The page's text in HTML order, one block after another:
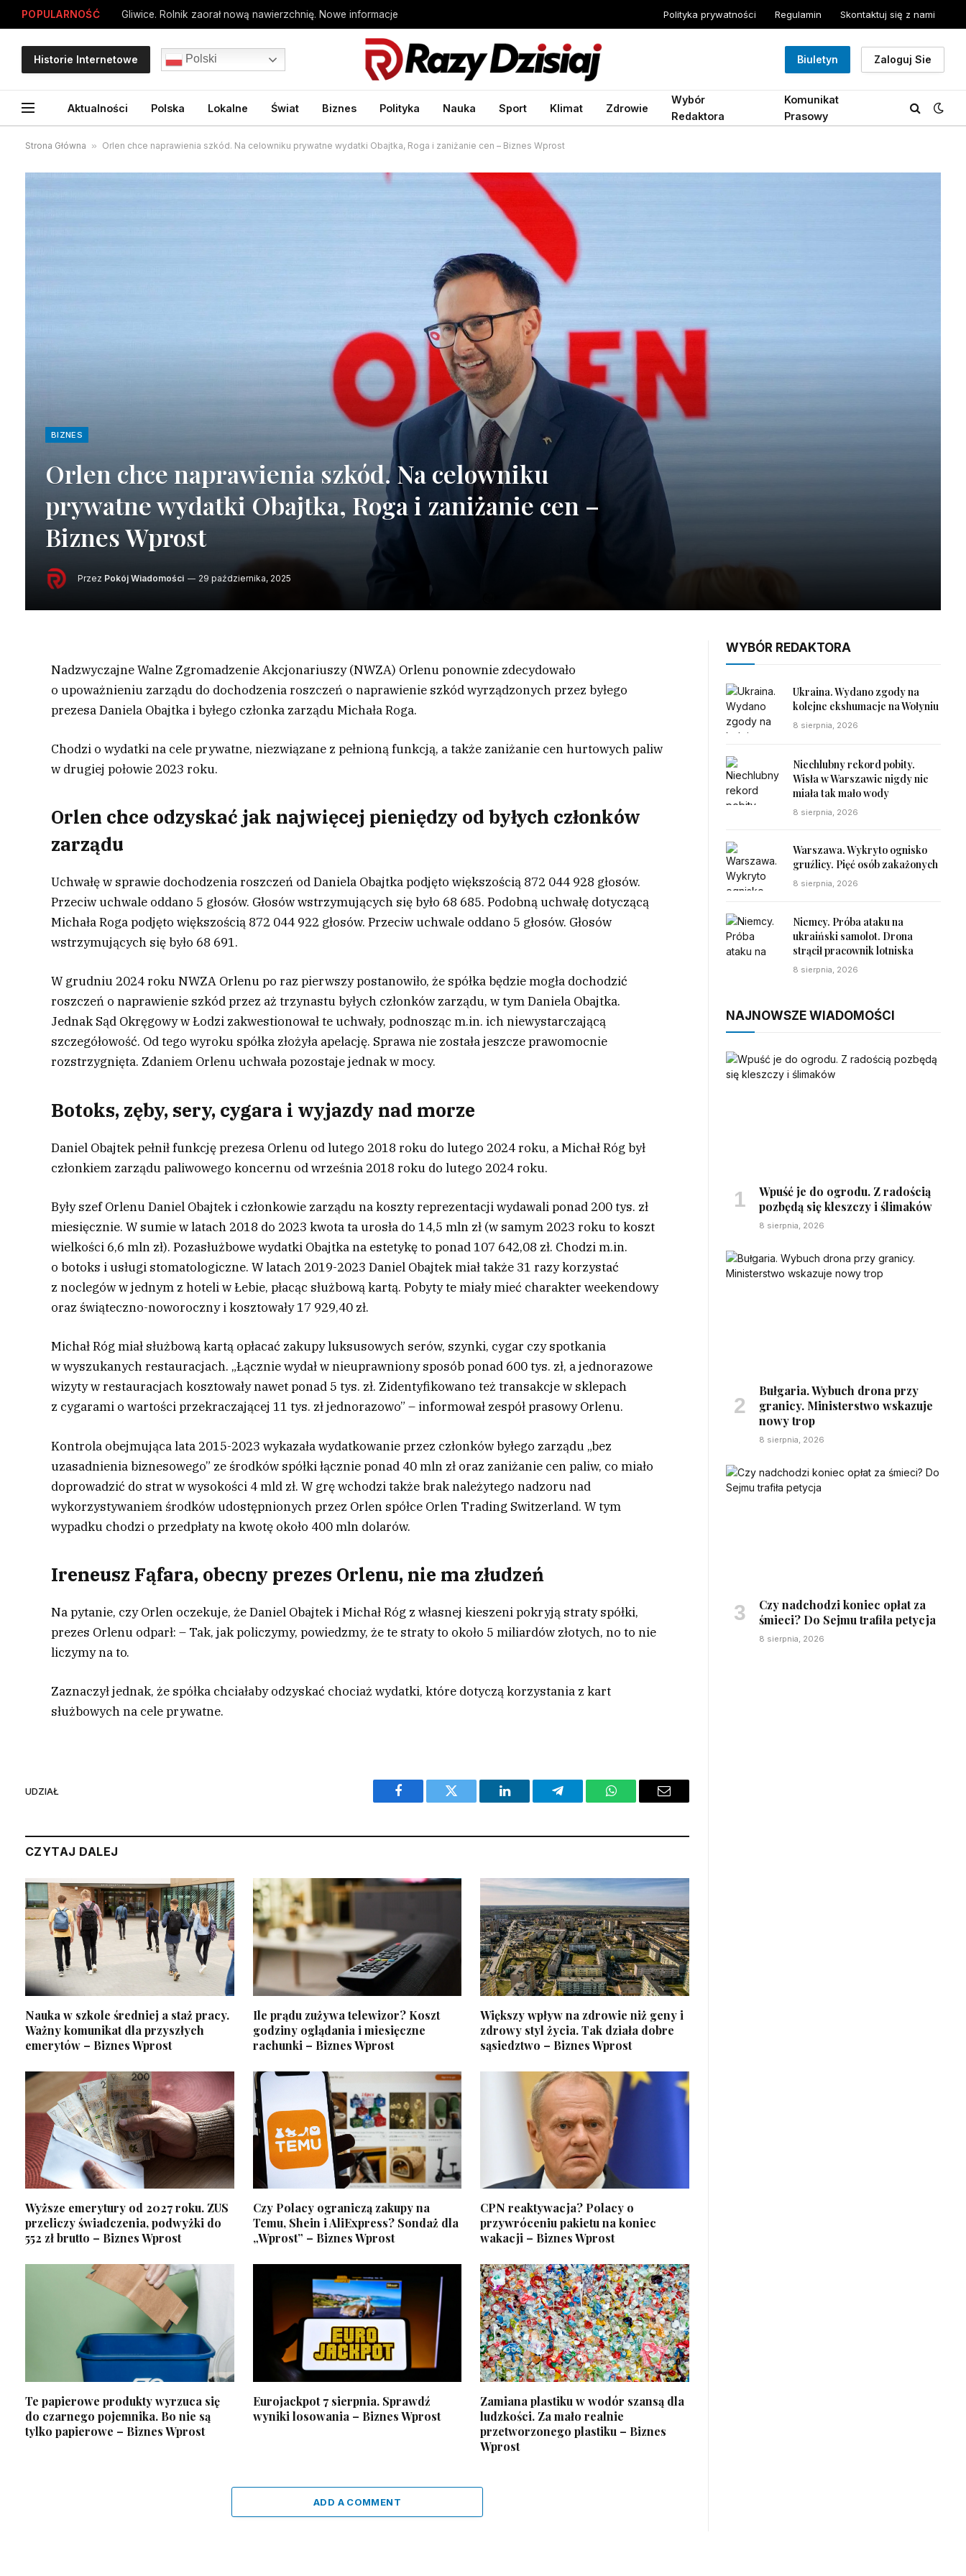
POPULARNOŚĆ Gliwice. Rolnik zaorał nową nawierzchnię. Nowe informacje Polityka prywatności Regulamin Skontaktuj się z nami
Historie Internetowe Polski Biuletyn Zaloguj Sie
Aktualności Polska Lokalne Świat Biznes Polityka Nauka Sport Klimat Zdrowie
Wybór
Redaktora
Komunikat
Prasowy
Strona Główna » Orlen chce naprawienia szkód. Na celowniku prywatne wydatki Obajtka, Roga i zaniżanie cen – Biznes Wprost
BIZNES
Orlen chce naprawienia szkód. Na celowniku
prywatne wydatki Obajtka, Roga i zaniżanie cen –
Biznes Wprost
Przez Pokój Wiadomości 29 października, 2025
Nadzwyczajne Walne Zgromadzenie Akcjonariuszy (NWZA) Orlenu ponownie zdecydowało
o upoważnieniu zarządu do dochodzenia roszczeń o naprawienie szkód wyrządzonych przez byłego
prezesa Daniela Obajtka i byłego członka zarządu Michała Roga.
Chodzi o wydatki na cele prywatne, niezwiązane z pełnioną funkcją, a także zaniżanie cen hurtowych paliw
w drugiej połowie 2023 roku.
Orlen chce odzyskać jak najwięcej pieniędzy od byłych członków
zarządu
Uchwałę w sprawie dochodzenia roszczeń od Daniela Obajtka podjęto większością 872 044 928 głosów.
Przeciw uchwale oddano 5 głosów. Głosów wstrzymujących się było 68 685. Podobną uchwałę dotyczącą
Michała Roga podjęto większością 872 044 922 głosów. Przeciw uchwale oddano 5 głosów. Głosów
wstrzymujących się było 68 691.
W grudniu 2024 roku NWZA Orlenu po raz pierwszy postanowiło, że spółka będzie mogła dochodzić
roszczeń o naprawienie szkód przez aż trzynastu byłych członków zarządu, w tym Daniela Obajtka.
Jednak Sąd Okręgowy w Łodzi zakwestionował te uchwały, podnosząc m.in. ich niewystarczającą
szczegółowość. Od tego wyroku spółka złożyła apelację. Sprawa nie została jeszcze prawomocnie
rozstrzygnięta. Zdaniem Orlenu uchwała pozostaje jednak w mocy.
Botoks, zęby, sery, cygara i wyjazdy nad morze
Daniel Obajtek pełnił funkcję prezesa Orlenu od lutego 2018 roku do lutego 2024 roku, a Michał Róg był
członkiem zarządu paliwowego koncernu od września 2018 roku do lutego 2024 roku.
Były szef Orlenu Daniel Obajtek i członkowie zarządu na koszty reprezentacji wydawali ponad 200 tys. zł
miesięcznie. W sumie w latach 2018 do 2023 kwota ta urosła do 14,5 mln zł (w samym 2023 roku to koszt
wielkości 6,6 mln zł). Pozasłużbowe wydatki Obajtka na estetykę to ponad 107 642,08 zł. Chodzi m.in.
o botoks i usługi stomatologiczne. W latach 2019-2023 Daniel Obajtek miał także 31 razy korzystać
z noclegów w jednym z hoteli w Łebie, płacąc służbową kartą. Pobyty te miały mieć charakter weekendowy
oraz świąteczno-noworoczny i kosztowały 17 929,40 zł.
Michał Róg miał służbową kartą opłacać zakupy luksusowych serów, szynki, cygar czy spotkania
w wyszukanych restauracjach. „Łącznie wydał w nieuprawniony sposób ponad 600 tys. zł, a jednorazowe
wizyty w restauracjach kosztowały nawet ponad 5 tys. zł. Zidentyfikowano też transakcje w sklepach
z cygarami o wartości przekraczającej 11 tys. zł jednorazowo” – informował zespół prasowy Orlenu.
Kontrola obejmująca lata 2015-2023 wykazała wydatkowanie przez członków byłego zarządu „bez
uzasadnienia biznesowego” ze środków spółki łącznie ponad 40 mln zł oraz zaniżanie cen paliw, co miało
doprowadzić do strat w wysokości 4 mld zł. W grę wchodzi także brak należytego nadzoru nad
wykorzystywaniem środków udostępnionych przez Orlen spółce Orlen Trading Switzerland. W tym
wypadku chodzi o przedpłaty na kwotę około 400 mln dolarów.
Ireneusz Fąfara, obecny prezes Orlenu, nie ma złudzeń
Na pytanie, czy Orlen oczekuje, że Daniel Obajtek i Michał Róg z własnej kieszeni pokryją straty spółki,
prezes Orlenu odparł: – Tak, jak policzymy, powiedzmy, że te straty to około 5 miliardów złotych, no to nie
liczymy na to.
Zaznaczył jednak, że spółka chciałaby odzyskać chociaż wydatki, które dotyczą korzystania z kart
służbowych na cele prywatne.
UDZIAŁ
Facebook Twitter LinkedIn Telegram WhatsAppEmail
CZYTAJ DALEJ
Nauka w szkole średniej a staż pracy.
Ważny komunikat dla przyszłych
emerytów – Biznes Wprost
Ile prądu zużywa telewizor? Koszt
godziny oglądania i miesięczne
rachunki – Biznes Wprost
Większy wpływ na zdrowie niż geny i
zdrowy styl życia. Tak działa dobre
sąsiedztwo – Biznes Wprost
Wyższe emerytury od 2027 roku. ZUS
przeliczy świadczenia, podwyżki do
552 zł brutto – Biznes Wprost
Czy Polacy ograniczą zakupy na
Temu, Shein i AliExpress? Sondaż dla
„Wprost” – Biznes Wprost
CPN reaktywacja? Polacy o
przywróceniu pakietu na koniec
wakacji – Biznes Wprost
Te papierowe produkty wyrzuca się
do czarnego pojemnika. Bo nie są
tylko papierowe – Biznes Wprost
Eurojackpot 7 sierpnia. Sprawdź
wyniki losowania – Biznes Wprost
Zamiana plastiku w wodór szansą dla
ludzkości. Za mało realnie
przetworzonego plastiku – Biznes
Wprost
ADD A COMMENT
WYBÓR REDAKTORA
Ukraina. Wydano zgody na
kolejne ekshumacje na Wołyniu
8 sierpnia, 2026
Niechlubny rekord pobity.
Wisła w Warszawie nigdy nie
miała tak mało wody
8 sierpnia, 2026
Warszawa. Wykryto ognisko
gruźlicy. Pięć osób zakażonych
8 sierpnia, 2026
Niemcy. Próba ataku na
ukraiński samolot. Drona
strącił pracownik lotniska
8 sierpnia, 2026
NAJNOWSZE WIADOMOŚCI
Wpuść je do ogrodu. Z radością
pozbędą się kleszczy i ślimaków
8 sierpnia, 2026
Bułgaria. Wybuch drona przy
granicy. Ministerstwo wskazuje
nowy trop
8 sierpnia, 2026
Czy nadchodzi koniec opłat za
śmieci? Do Sejmu trafiła petycja
8 sierpnia, 2026